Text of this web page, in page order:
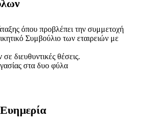
όπου προβλέπει την συμμετοχή
Συμβούλιο των εταιρειών με
διευθυντικές θέσεις.
στα δυο φύλα